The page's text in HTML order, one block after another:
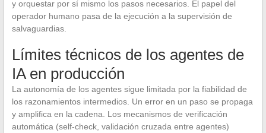
y orquestar por sí mismo los pasos necesarios. El papel del
operador humano pasa de la ejecución a la supervisión de
salvaguardias.
Límites técnicos de los agentes de
IA en producción
La autonomía de los agentes sigue limitada por la fiabilidad de
los razonamientos intermedios. Un error en un paso se propaga
y amplifica en la cadena. Los mecanismos de verificación
automática (self-check, validación cruzada entre agentes)